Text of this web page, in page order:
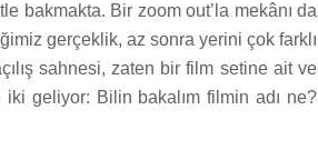
bakmakta. Bir zoom out’la mekânı da
gerçeklik, az sonra yerini çok farklı
sahnesi, zaten bir film setine ait ve
geliyor: Bilin bakalım filmin adı ne?